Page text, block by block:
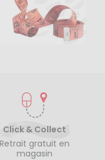
Click & Collect
Retrait gratuit en
magasin